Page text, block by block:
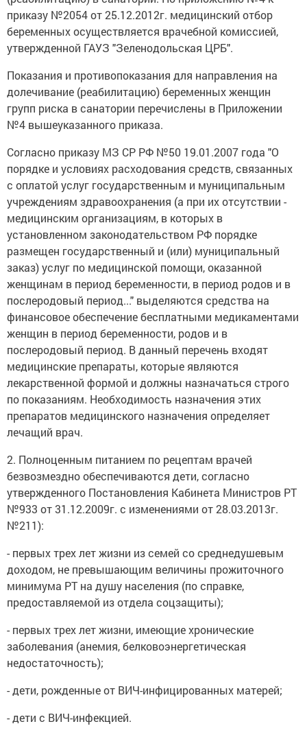
приказу №2054 от 25.12.2012г. медицинский отбор
беременных осуществляется врачебной комиссией,
утвержденной ГАУЗ "Зеленодольская ЦРБ".
Показания и противопоказания для направления на
долечивание (реабилитацию) беременных женщин
групп риска в санатории перечислены в Приложении
№4 вышеуказанного приказа.
Согласно приказу МЗ СР РФ №50 19.01.2007 года "О
порядке и условиях расходования средств, связанных
с оплатой услуг государственным и муниципальным
учреждениям здравоохранения (а при их отсутствии -
медицинским организациям, в которых в
установленном законодательством РФ порядке
размещен государственный и (или) муниципальный
заказ) услуг по медицинской помощи, оказанной
женщинам в период беременности, в период родов и в
послеродовый период..." выделяются средства на
финансовое обеспечение бесплатными медикаментами
женщин в период беременности, родов и в
послеродовый период. В данный перечень входят
медицинские препараты, которые являются
лекарственной формой и должны назначаться строго
по показаниям. Необходимость назначения этих
препаратов медицинского назначения определяет
лечащий врач.
2. Полноценным питанием по рецептам врачей
безвозмездно обеспечиваются дети, согласно
утвержденного Постановления Кабинета Министров РТ
№933 от 31.12.2009г. с изменениями от 28.03.2013г.
№211):
- первых трех лет жизни из семей со среднедушевым
доходом, не превышающим величины прожиточного
минимума РТ на душу населения (по справке,
предоставляемой из отдела соцзащиты);
- первых трех лет жизни, имеющие хронические
заболевания (анемия, белковоэнергетическая
недостаточность);
- дети, рожденные от ВИЧ-инфицированных матерей;
- дети с ВИЧ-инфекцией.